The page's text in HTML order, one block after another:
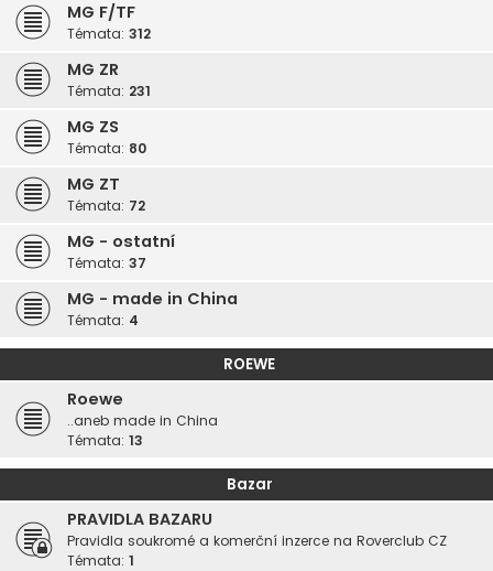
MG F/TF
Témata: 312
MG ZR
Témata: 231
MG ZS
Témata: 80
MG ZT
Témata: 72
MG - ostatní
Témata: 37
MG - made in China
Témata: 4
ROEWE
Roewe
..aneb made in China
Témata: 13
Bazar
PRAVIDLA BAZARU
Pravidla soukromé a komerční inzerce na Roverclub CZ
Témata: 1